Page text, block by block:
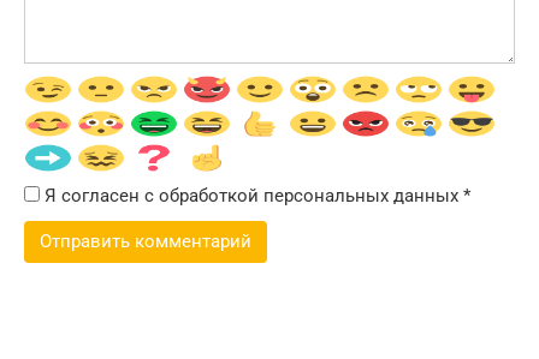
Я согласен с обработкой персональных данных *